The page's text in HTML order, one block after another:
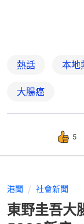
熱話 本地
大腸癌
5
港聞 社會新聞
東野圭吾大